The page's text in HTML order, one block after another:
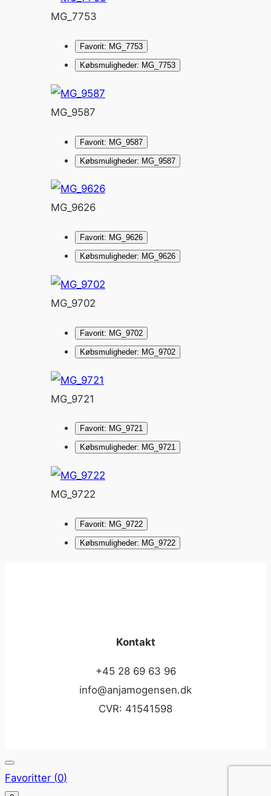
MG_7753
Favorit: MG_7753
Købsmuligheder: MG_7753
MG_9587
Favorit: MG_9587
Købsmuligheder: MG_9587
MG_9626
Favorit: MG_9626
Købsmuligheder: MG_9626
MG_9702
Favorit: MG_9702
Købsmuligheder: MG_9702
MG_9721
Favorit: MG_9721
Købsmuligheder: MG_9721
MG_9722
Favorit: MG_9722
Købsmuligheder: MG_9722
Kontakt
+45 28 69 63 96
info@anjamogensen.dk
CVR: 41541598
Favoritter (0)